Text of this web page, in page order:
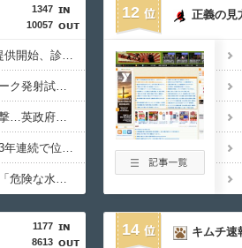
1347
10057
熊本･八代港で自衛隊の「病院船」が医療提供開始、診察と薬剤処方…被災者向け大浴場も！
北朝鮮の金与正党総務部長、日本のトマホーク発射試験を批判…「軍事的選択肢」警告！
AIが指示なく個人や組織に対しサイバー攻撃…英政府機関の性能評価試験中！
日本の防衛白書「韓国は重要な隣国」だと3年連続で位置づけ…韓国メディア！
米軍、長射程精密ミサイルほぼ使い切る…「危険な水準まで減少」と軍高官が警告！
12 正義の見
1177
8613
14 キムチ速